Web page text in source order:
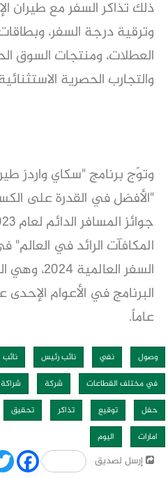
ذلك تذاكر السفر مع طيران
وترقية درجة السفر، وبطاقات
العطلات، ومنتجات السوق
والتجارب الحصرية
وتوّج برنامج "سكاي واردز
"الأفضل في القدرة على
المكافآت الرائد في
السفر
عاماً.
وصول نفي نائب رئيس نائب
في مختلف القطاعات
شركة شراكة
حفل
توقيع تذاكر تحقيق
امارات
اليوم
إرسل لصديق Twitter Facebook